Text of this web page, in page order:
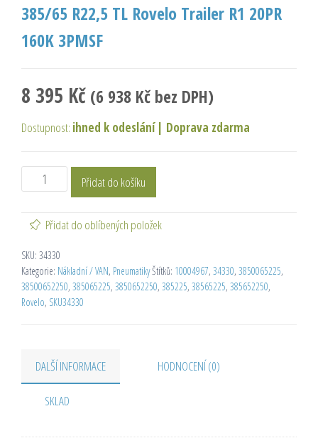
385/65 R22,5 TL Rovelo Trailer R1 20PR
160K 3PMSF
8 395 Kč (6 938 Kč bez DPH)
Dostupnost: ihned k odeslání | Doprava zdarma
Přidat do košíku
Přidat do oblíbených položek
SKU: 34330
Kategorie: Nákladní / VAN, PneumatikyŠtítků: 10004967, 34330, 3850065225,
38500652250, 385065225, 3850652250, 385225, 38565225, 385652250,
Rovelo, SKU34330
DALŠÍ INFORMACE HODNOCENÍ (0)
SKLAD